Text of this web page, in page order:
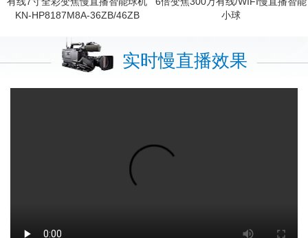
KN-HP8187M8A-36ZB/46ZB
小球
实时慢直播效果